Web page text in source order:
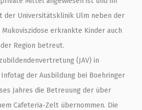
der Universitätsklinik Ulm neben der
erkrankte Kinder auch
Region betreut.
(JAV) in
der Ausbildung bei Boehringer
Jahres die Betreuung der über
Cafeteria-Zelt übernommen. Die